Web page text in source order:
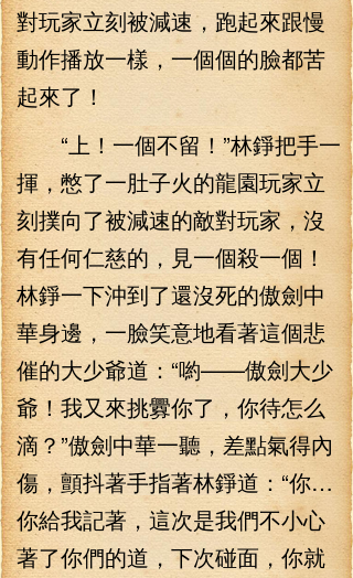
對玩家立刻被減速，跑起來跟慢
動作播放一樣，一個個的臉都苦
起來了！
“上！一個不留！”林錚把手一
揮，憋了一肚子火的龍園玩家立
刻撲向了被減速的敵對玩家，沒
有任何仁慈的，見一個殺一個！
林錚一下沖到了還沒死的傲劍中
華身邊，一臉笑意地看著這個悲
催的大少爺道：“喲——傲劍大少
爺！我又來挑釁你了，你待怎么
滴？”傲劍中華一聽，差點氣得內
傷，顫抖著手指著林錚道：“你…
你給我記著，這次是我們不小心
著了你們的道，下次碰面，你就